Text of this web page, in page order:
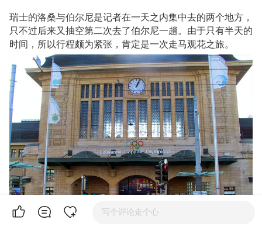
瑞士的洛桑与伯尔尼是记者在一天之内集中去的两个地方，
只不过后来又抽空第二次去了伯尔尼一趟。由于只有半天的
时间，所以行程颇为紧张，肯定是一次走马观花之旅。
写个评论走个心